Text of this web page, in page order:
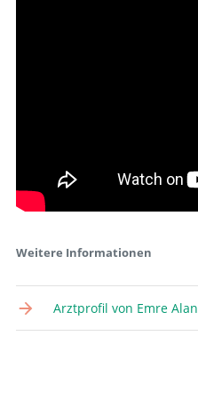
Weitere Informationen
Arztprofil von Emre Alan